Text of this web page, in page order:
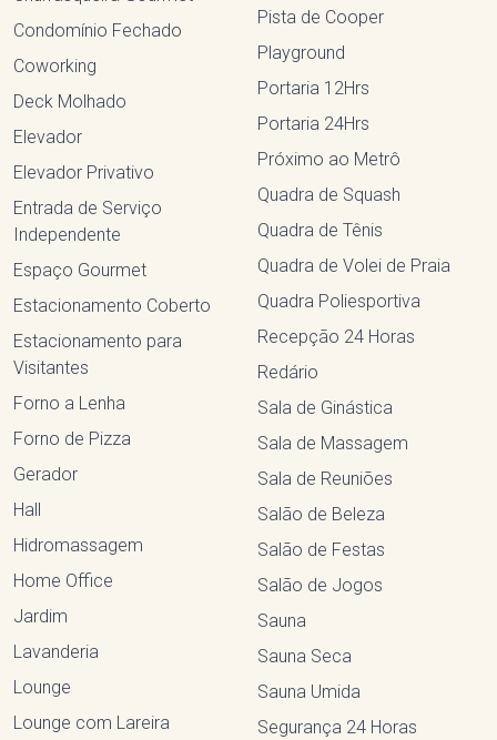
Condomínio Fechado
Coworking
Deck Molhado
Elevador
Elevador Privativo
Entrada de Serviço
Independente
Espaço Gourmet
Estacionamento Coberto
Estacionamento para
Visitantes
Forno a Lenha
Forno de Pizza
Gerador
Hall
Hidromassagem
Home Office
Jardim
Lavanderia
Lounge
Lounge com Lareira
Pista de Cooper
Playground
Portaria 12Hrs
Portaria 24Hrs
Próximo ao Metrô
Quadra de Squash
Quadra de Tênis
Quadra de Volei de Praia
Quadra Poliesportiva
Recepção 24 Horas
Redário
Sala de Ginástica
Sala de Massagem
Sala de Reuniões
Salão de Beleza
Salão de Festas
Salão de Jogos
Sauna
Sauna Seca
Sauna Umida
Segurança 24 Horas